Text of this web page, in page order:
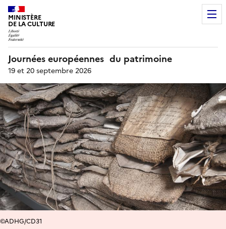
MINISTÈRE
DE LA CULTURE
Journées européennes du patrimoine
19 et 20 septembre 2026
©ADHG/CD31